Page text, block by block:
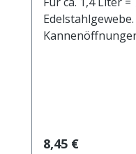
Regulärer Preis:
8,45 €